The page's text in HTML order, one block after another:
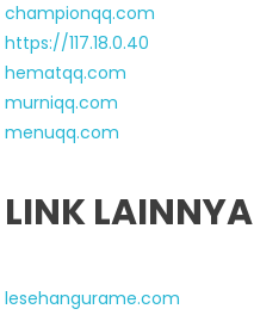
championqq.com
https://117.18.0.40
hematqq.com
murniqq.com
menuqq.com
LINK LAINNYA
lesehangurame.com